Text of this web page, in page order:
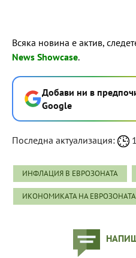
Всяка новина е актив,
News Showcase.
Добави ни в
Google
Последна актуализация:
ИНФЛАЦИЯ В ЕВРОЗОНАТА
ИКОНОМИКАТА НА ЕВРОЗОНАТА